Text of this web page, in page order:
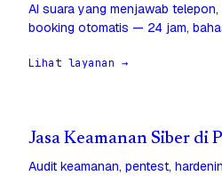
AI suara yang menjawab
booking otomatis — 24 jam,
Lihat layanan →
Jasa Keamanan Siber di
Audit keamanan, pentest,